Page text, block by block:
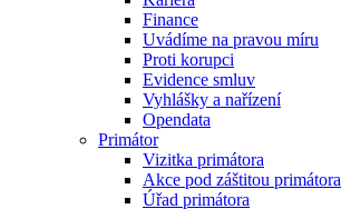
Finance
Uvádíme na pravou míru
Proti korupci
Evidence smluv
Vyhlášky a nařízení
Opendata
Primátor
Vizitka primátora
Akce pod záštitou primátora
Úřad primátora